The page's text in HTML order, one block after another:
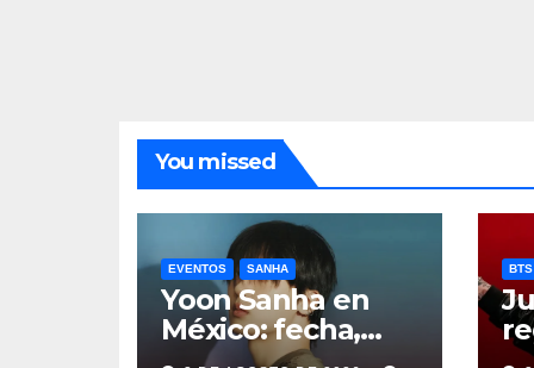
You missed
EVENTOS SANHA
Yoon Sanha en
México: fecha,
precios y boletos
BTS